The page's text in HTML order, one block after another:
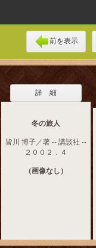
前を表示
詳 細
冬の旅人
皆川 博子／著 -- 講談社 --
２００２．４
（画像なし）